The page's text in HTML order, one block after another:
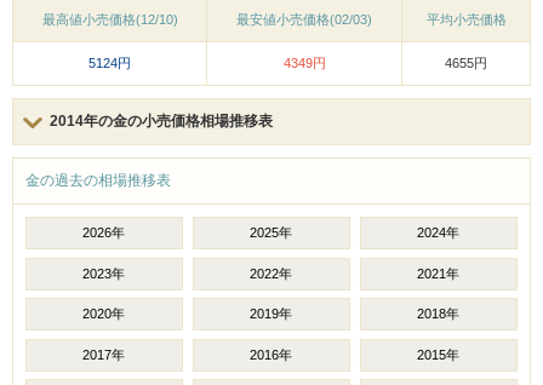
最高値小売価格(12/10) 最安値小売価格(02/03) 平均小売価格
5124円 4349円 4655円
2014年の金の小売価格相場推移表
金の過去の相場推移表
2026年 2025年 2024年
2023年 2022年 2021年
2020年 2019年 2018年
2017年 2016年 2015年